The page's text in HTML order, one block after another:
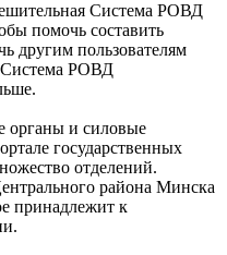
Система РОВД
помочь составить
другим пользователям
Система РОВД
органы и силовые
государственных
отделений.
района Минска
принадлежит к